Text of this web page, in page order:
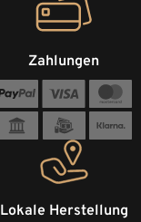
Lokale Herstellung
Zahlungen